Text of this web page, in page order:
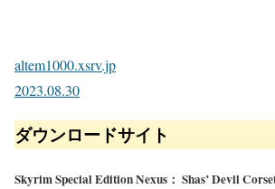
altem1000.xsrv.jp
2023.08.30
ダウンロードサイト
Skyrim Special Edition Nexus： Shas’ Devil